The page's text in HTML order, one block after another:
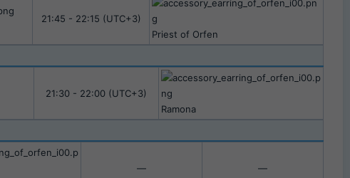
21:45 - 22:15 (UTC+3)​
Priest of Orfen​
21:30 - 22:00 (UTC+3)​
Ramona
—​ —​